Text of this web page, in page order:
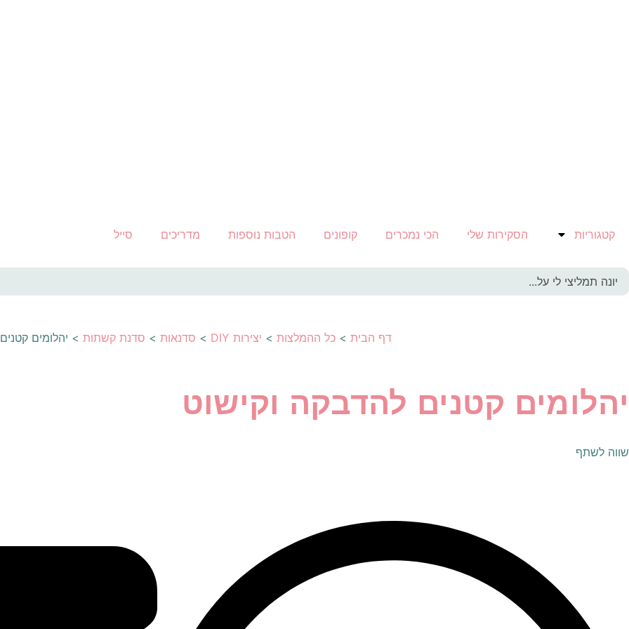
קטגוריות הסקירות שלי הכי נמכרים קופונים הטבות נוספות מדריכים סייל
דף הבית >כל ההמלצות > יצירות DIY > סדנאות > סדנת קשתות > יהלומים
יהלומים קטנים להדבקה וקישוט
שווה לשתף